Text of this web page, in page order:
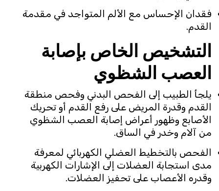
فقدان الإحساس مع الألم المتواجد في مقدمة
القدم.
التشخيص الخاص بإصابة
العصب الشظوي
يلجأ الطبيب إلى الفحص البدني وفحص منطقة
القدم وقدرة المريض على رفع القدم أو تحريك
الأصابع وظهور أعراض إصابة العصب الشظوي
من آلام وخدر في الساق.
الفحص بالتخطيط العضلي الكهربائي لمعرفة
مدى استجابة العضلات إلى الإشارات الكهربية
وقدره الأعصاب على تحفيز العضلات.